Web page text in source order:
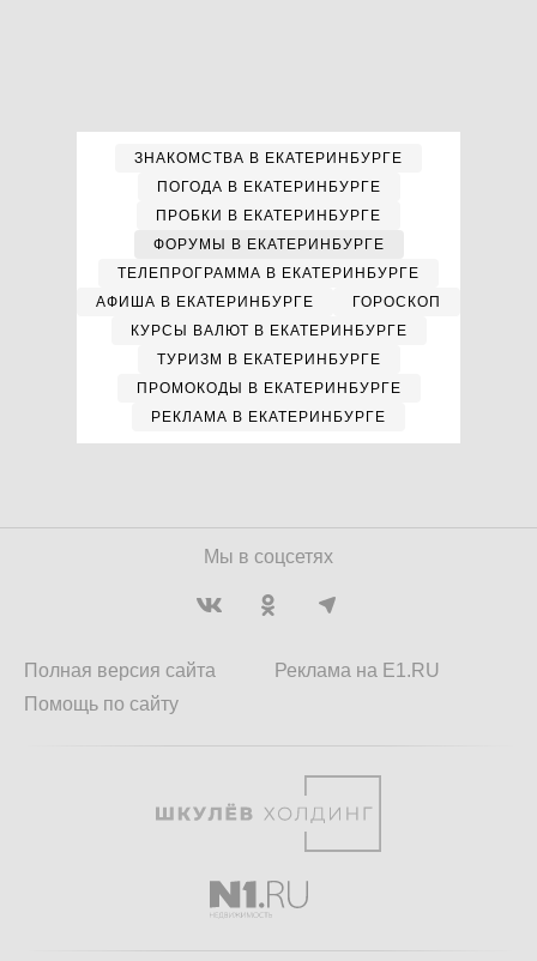
ЗНАКОМСТВА В ЕКАТЕРИНБУРГЕ
ПОГОДА В ЕКАТЕРИНБУРГЕ
ПРОБКИ В ЕКАТЕРИНБУРГЕ
ФОРУМЫ В ЕКАТЕРИНБУРГЕ
ТЕЛЕПРОГРАММА В ЕКАТЕРИНБУРГЕ
АФИША В ЕКАТЕРИНБУРГЕ
ГОРОСКОП
КУРСЫ ВАЛЮТ В ЕКАТЕРИНБУРГЕ
ТУРИЗМ В ЕКАТЕРИНБУРГЕ
ПРОМОКОДЫ В ЕКАТЕРИНБУРГЕ
РЕКЛАМА В ЕКАТЕРИНБУРГЕ
Мы в соцсетях
Полная версия сайта
Помощь по сайту
Реклама на E1.RU